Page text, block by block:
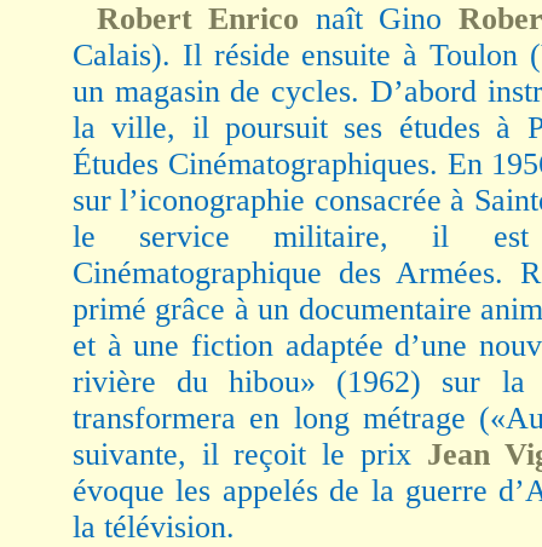
Robert Enrico naît Gino
Calais). Il réside ensuite à Toulon
un magasin de cycles. D’abord
la ville, il poursuit ses études à
Études Cinématographiques. En
sur l’iconographie consacrée à
le service militaire, il est
Cinématographique des
primé grâce à un documentaire
et à une fiction adaptée d’une
rivière du hibou» (1962) sur la
transformera en long métrage
suivante, il reçoit le prix Jean
évoque les appelés de la guerre
la télévision.